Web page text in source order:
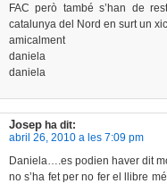
FAC però també s’han de
catalunya del Nord en surt un
amicalment
daniela
daniela
Josep ha dit:
abril 26, 2010 a les 7:09 pm
Daniela….es podien haver dit
no s’ha fet per no fer el llibre